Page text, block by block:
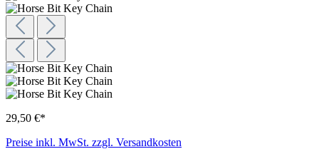
29,50 €*
Preise inkl. MwSt. zzgl. Versandkosten